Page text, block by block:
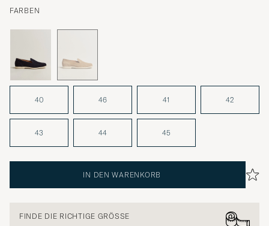
FARBEN
40 46 41 42
43 44 45
IN DEN WARENKORB
FINDE DIE RICHTIGE GRÖSSE